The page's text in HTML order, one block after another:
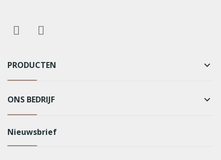
PRODUCTEN keyboard_arrow_down
ONS BEDRIJF keyboard_arrow_down
Nieuwsbrief